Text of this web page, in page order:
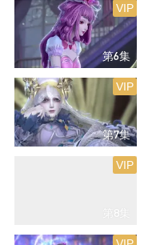
第6集
VIP
第7集
VIP
第8集
VIP